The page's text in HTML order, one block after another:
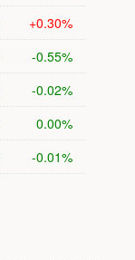
+0.30%
-0.55%
-0.02%
0.00%
-0.01%